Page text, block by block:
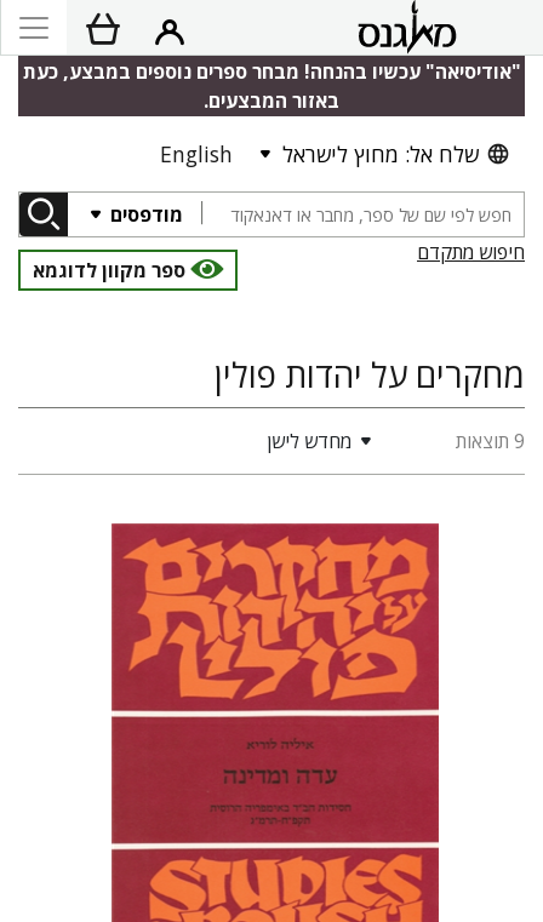
"אודיסיאה" עכשיו בהנחה! מבחר ספרים נוספים במבצע, כעת
באזור המבצעים.
שלח אל: מחוץ לישראל English
מודפסים
חיפוש מתקדם
ספר מקוון לדוגמא
מחקרים על יהדות פולין
9 תוצאות מחדש לישן
איליה לוריא